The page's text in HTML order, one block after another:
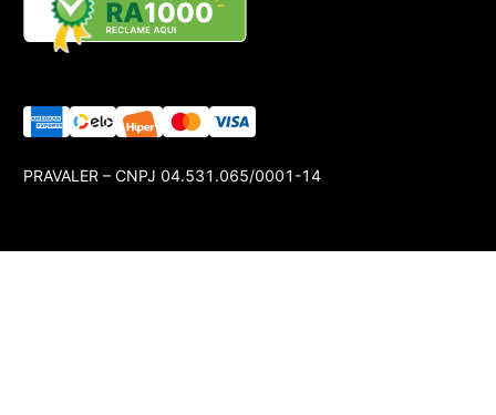
PRAVALER – CNPJ 04.531.065/0001-14